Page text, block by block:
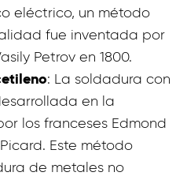
eléctrico, un método
fue inventada por
Petrov en 1800.
: La soldadura con
en la
los franceses Edmond
Este método
de metales no